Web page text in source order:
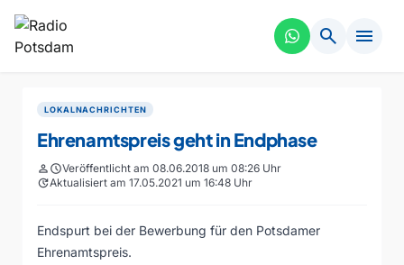
search menu
LOKALNACHRICHTEN
Ehrenamtspreis geht in Endphase
personscheduleVeröffentlicht am 08.06.2018 um 08:26 Uhr
updateAktualisiert am 17.05.2021 um 16:48 Uhr
Endspurt bei der Bewerbung für den Potsdamer
Ehrenamtspreis.